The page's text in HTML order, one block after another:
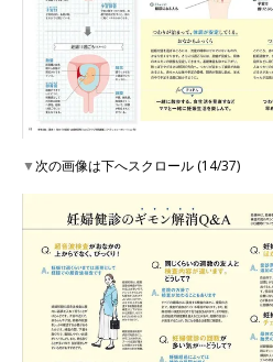
▼次の画像は下へスクロール (14/37)